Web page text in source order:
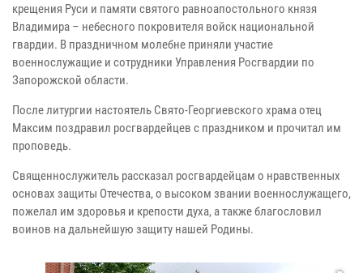
крещения Руси и памяти святого равноапостольного князя
Владимира – небесного покровителя войск национальной
гвардии. В праздничном молебне приняли участие
военнослужащие и сотрудники Управления Росгвардии по
Запорожской области.
После литургии настоятель Свято-Георгиевского храма отец
Максим поздравил росгвардейцев с праздником и прочитал им
проповедь.
Священнослужитель рассказал росгвардейцам о нравственных
основах защиты Отечества, о высоком звании военнослужащего,
пожелал им здоровья и крепости духа, а также благословил
воинов на дальнейшую защиту нашей Родины.